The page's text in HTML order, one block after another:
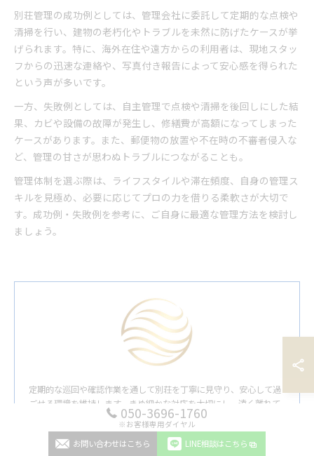
別荘管理の成功例としては、管理会社に委託して定期的な点検や
清掃を行い、建物の老朽化やトラブルを未然に防げたケースが挙
げられます。特に、海外在住や遠方からの利用者は、現地スタッ
フからの迅速な連絡や、写真付き報告によって安心感を得られた
という声が多いです。
一方、失敗例としては、自主管理で点検や清掃を後回しにした結
果、カビや設備の故障が発生し、修繕費が高額になってしまった
ケースがあります。また、郵便物の放置や不在時の不審者侵入な
ど、管理の甘さが思わぬトラブルにつながることも。
管理体制を選ぶ際は、ライフスタイルや滞在頻度、自身の管理ス
キルを見極め、必要に応じてプロの力を借りる柔軟さが大切で
す。成功例・失敗例を参考に、ご自身に最適な管理方法を検討し
ましょう。
定期的な巡回や確認作業を通して別荘を丁寧に見守り、安心して過
ごせる環境を維持します。きめ細かな対応を大切にし、遠く離れて
いても安心できるサポートとして、信頼できる別荘管理の体制を沖
縄で整えています。
050-3696-1760
※お客様専用ダイヤル
お問い合わせはこちら LINE相談はこちら